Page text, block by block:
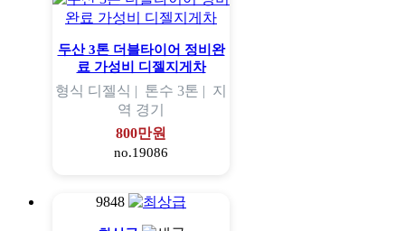
두산 3톤 더블타이어 정비완
료 가성비 디젤지게차
형식 디젤식 | 톤수 3톤 | 지
역 경기
800만원
no.19086
9848